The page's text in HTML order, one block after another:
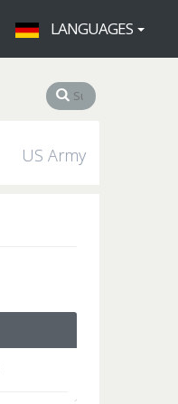
LANGUAGES
US Army